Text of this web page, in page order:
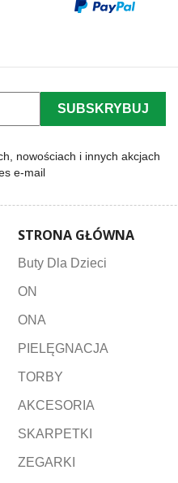
nowościach i innych akcjach
e-mail
STRONA GŁÓWNA
Buty Dla Dzieci
ON
ONA
PIELĘGNACJA
TORBY
AKCESORIA
SKARPETKI
ZEGARKI